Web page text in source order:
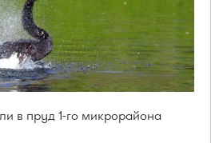
в пруд 1-го микрорайона